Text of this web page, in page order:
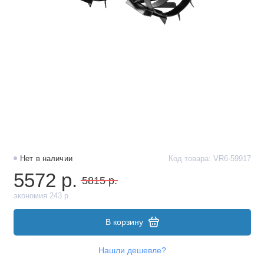
Нет в наличии Код товара: VR6-59917
5572 р. 5815 р.
экономия 243 р.
В корзину
Нашли дешевле?